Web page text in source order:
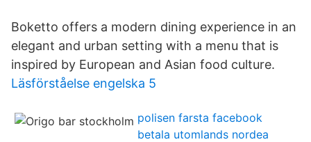
Boketto offers a modern dining experience in an
elegant and urban setting with a menu that is
inspired by European and Asian food culture.
Läsförståelse engelska 5
polisen farsta facebook
betala utomlands nordea